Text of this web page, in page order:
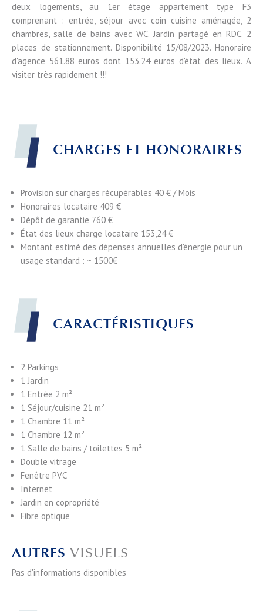
deux logements, au 1er étage appartement type F3
comprenant : entrée, séjour avec coin cuisine aménagée, 2
chambres, salle de bains avec WC. Jardin partagé en RDC. 2
places de stationnement. Disponibilité 15/08/2023. Honoraire
d'agence 561.88 euros dont 153.24 euros d'état des lieux. A
visiter très rapidement !!!
CARACTÉRISTIQUES
2 Parkings
1 Jardin
1 Entrée 2 m²
1 Séjour/cuisine 21 m²
1 Chambre 11 m²
1 Chambre 12 m²
1 Salle de bains / toilettes 5 m²
Double vitrage
Fenêtre PVC
Internet
Jardin en copropriété
Fibre optique
CHARGES ET HONORAIRES
Provision sur charges récupérables 40 € / Mois
Honoraires locataire 409 €
Dépôt de garantie 760 €
État des lieux charge locataire 153,24 €
Montant estimé des dépenses annuelles d'énergie pour un
usage standard : ~ 1500€
AUTRES VISUELS
Pas d'informations disponibles